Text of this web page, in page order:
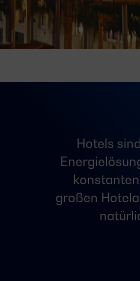
Hotels
großen